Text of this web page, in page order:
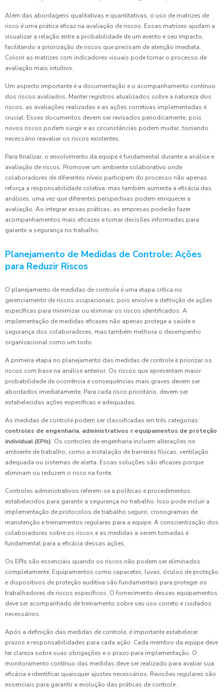
Além das abordagens qualitativas e quantitativas, o uso de matrizes de
risco é uma prática eficaz na avaliação de riscos. Essas matrizes ajudam a
visualizar a relação entre a probabilidade de um evento e seu impacto,
facilitando a priorização de riscos que precisam de atenção imediata.
Colorir as matrizes com indicadores visuais pode tornar o processo de
avaliação mais intuitivo.
Um aspecto importante é a documentação e o acompanhamento contínuo
dos riscos avaliados. Manter registros atualizados sobre a natureza dos
riscos, as avaliações realizadas e as ações corretivas implementadas é
crucial. Esses documentos devem ser revisados periodicamente, pois
novos riscos podem surgir e as circunstâncias podem mudar, tornando
necessário reavaliar os riscos existentes.
Para finalizar, o envolvimento da equipe é fundamental durante a análise e
avaliação de riscos. Promover um ambiente colaborativo onde
colaboradores de diferentes níveis participem do processo não apenas
reforça a responsabilidade coletiva, mas também aumenta a eficácia das
análises, uma vez que diferentes perspectivas podem enriquecer a
avaliação. Ao integrar essas práticas, as empresas poderão fazer
acompanhamentos mais eficazes e tomar decisões informadas para
garantir a segurança no trabalho.
Planejamento de Medidas de Controle: Ações
para Reduzir Riscos
O planejamento de medidas de controle é uma etapa crítica no
gerenciamento de riscos ocupacionais, pois envolve a definição de ações
específicas para minimizar ou eliminar os riscos identificados. A
implementação de medidas eficazes não apenas protege a saúde e
segurança dos colaboradores, mas também melhora o desempenho
organizacional como um todo.
A primeira etapa no planejamento das medidas de controle é priorizar os
riscos com base na análise anterior. Os riscos que apresentam maior
probabilidade de ocorrência e consequências mais graves devem ser
abordados imediatamente. Para cada risco prioritário, devem ser
estabelecidas ações específicas e adequadas.
As medidas de controle podem ser classificadas em três categorias:
controles de engenharia, administrativos e equipamentos de proteção
individual (EPIs). Os controles de engenharia incluem alterações no
ambiente de trabalho, como a instalação de barreiras físicas, ventilação
adequada ou sistemas de alerta. Essas soluções são eficazes porque
eliminam ou reduzem o risco na fonte.
Controles administrativos referem-se a políticas e procedimentos
estabelecidos para garantir a segurança no trabalho. Isso pode incluir a
implementação de protocolos de trabalho seguro, cronogramas de
manutenção e treinamentos regulares para a equipe. A conscientização dos
colaboradores sobre os riscos e as medidas a serem tomadas é
fundamental para a eficácia dessas ações.
Os EPIs são essenciais quando os riscos não podem ser eliminados
completamente. Equipamentos como capacetes, luvas, óculos de proteção
e dispositivos de proteção auditiva são fundamentais para proteger os
trabalhadores de riscos específicos. O fornecimento desses equipamentos
deve ser acompanhado de treinamento sobre seu uso correto e cuidados
necessários.
Após a definição das medidas de controle, é importante estabelecer
prazos e responsabilidades para cada ação. Cada membro da equipe deve
ter clareza sobre suas obrigações e o prazo para implementação. O
monitoramento contínuo das medidas deve ser realizado para avaliar sua
eficácia e identificar quaisquer ajustes necessários. Revisões regulares são
essenciais para garantir a evolução das práticas de controle.